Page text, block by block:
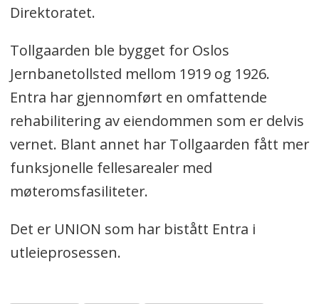
Direktoratet.
Tollgaarden ble bygget for Oslos
Jernbanetollsted mellom 1919 og 1926.
Entra har gjennomført en omfattende
rehabilitering av eiendommen som er delvis
vernet. Blant annet har Tollgaarden fått mer
funksjonelle fellesarealer med
møteromsfasiliteter.
Det er UNION som har bistått Entra i
utleieprosessen.